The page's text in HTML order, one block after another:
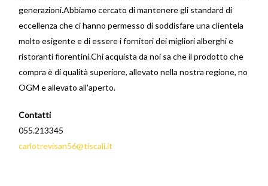
generazioni.Abbiamo cercato di mantenere gli standard di
eccellenza che ci hanno permesso di soddisfare una clientela
molto esigente e di essere i fornitori dei migliori alberghi e
ristoranti fiorentini.Chi acquista da noi sa che il prodotto che
compra è di qualità superiore, allevato nella nostra regione, no
OGM e allevato all'aperto.
Contatti
055.213345
carlotrevisan56@tiscali.it